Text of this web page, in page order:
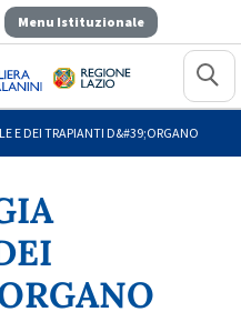
Menu Istituzionale
E
E DEI TRAPIANTI D&#39;ORGANO